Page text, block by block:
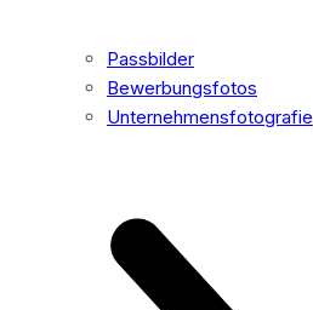
Passbilder
Bewerbungsfotos
Unternehmensfotografie